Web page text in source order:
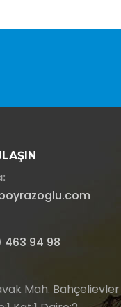
463 94 98
Mah. Bahçelievler